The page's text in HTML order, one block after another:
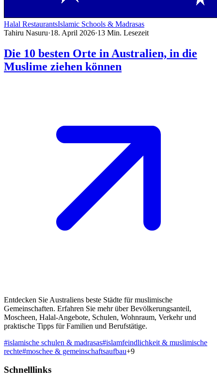
Halal RestaurantsIslamic Schools & Madrasas
Tahiru Nasuru·18. April 2026·13 Min. Lesezeit
Die 10 besten Orte in Australien, in die
Muslime ziehen können
Entdecken Sie Australiens beste Städte für muslimische
Gemeinschaften. Erfahren Sie mehr über Bevölkerungsanteil,
Moscheen, Halal-Angebote, Schulen, Wohnraum, Verkehr und
praktische Tipps für Familien und Berufstätige.
#islamische schulen & madrasas#islamfeindlichkeit & muslimische
rechte#moschee & gemeinschaftsaufbau+9
Schnelllinks